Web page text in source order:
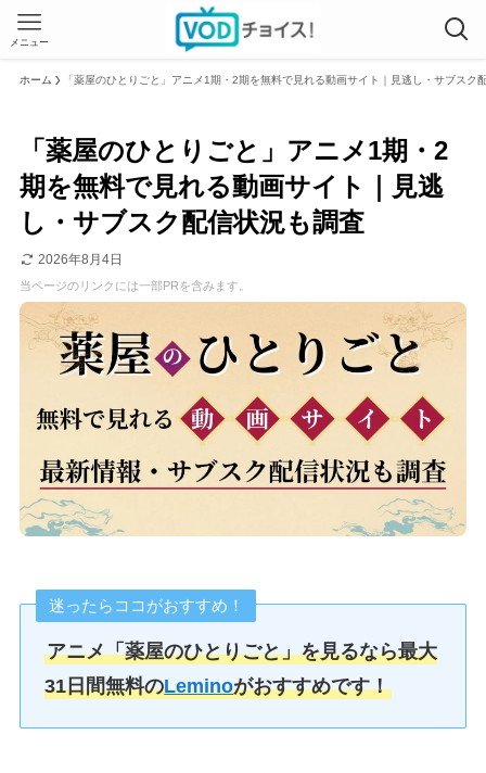
メニュー
ホーム 「薬屋のひとりごと」アニメ1期・2期を無料で見れる動画サイト｜見逃し・サブスク
「薬屋のひとりごと」アニメ1期・2
期を無料で見れる動画サイト｜見逃
し・サブスク配信状況も調査
2026年8月4日
当ページのリンクには一部PRを含みます。
迷ったらココがおすすめ！
アニメ「薬屋のひとりごと」を見るなら最大
31日間無料のLeminoがおすすめです！